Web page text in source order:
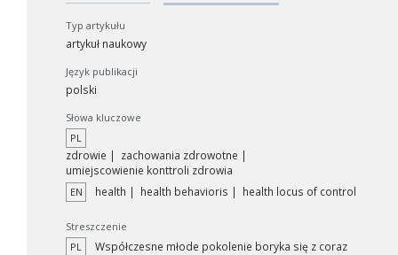
Typ artykułu
artykuł naukowy
Język publikacji
polski
Słowa kluczowe
PL
zdrowie
zachowania zdrowotne
umiejscowienie konttroli zdrowia
EN health health behavioris health locus of control
Streszczenie
PL
Współczesne młode pokolenie boryka się z coraz